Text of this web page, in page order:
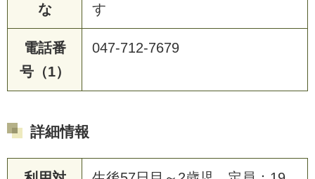
な
す
電話番
号（1）
047-712-7679
詳細情報